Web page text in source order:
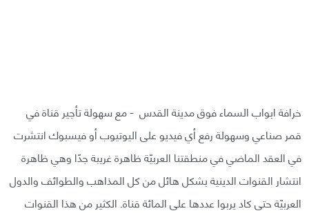
خرافة ابواب السماء فوق مدينة القدس - مع سهولة تأجير قناة في
قمر صناعي وسهولة رفع أي فيديو على اليوتيوب أو فيسبوك انتشرت
في العقد الماضي في منطقتنا العربيّة ظاهرة غريبة جدًا وهي ظاهرة
انتشار القنوات الدينية بشكل هائل من كل المذاهب والطوائف والدول
العربيّة حتى كاد يربوا عددها على المائة قناة. الكثير من هذا القنوات